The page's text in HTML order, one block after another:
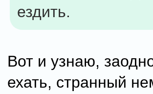
ездить.
Вот и узнаю,
ехать, странный